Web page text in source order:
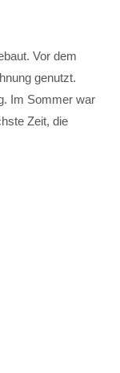
Vor dem
genutzt.
Im Sommer war
Zeit, die